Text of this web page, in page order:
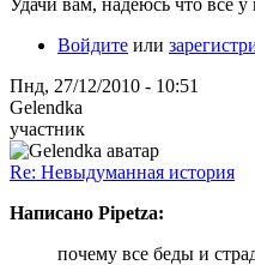
Войдите или
Пнд, 27/12/2010 - 10:51
Gelendka
участник
Re: Невыдуманная история
Написано Pipetza:
почему все беды и